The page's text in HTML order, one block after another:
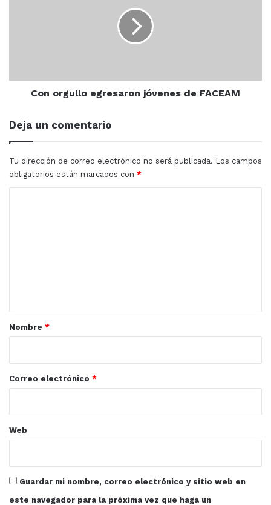
Con orgullo egresaron jóvenes de FACEAM
Deja un comentario
Tu dirección de correo electrónico no será publicada. Los campos
obligatorios están marcados con *
r
*
Nombre *
Correo electrónico *
Web
Guardar mi nombre, correo electrónico y sitio web en
este navegador para la próxima vez que haga un